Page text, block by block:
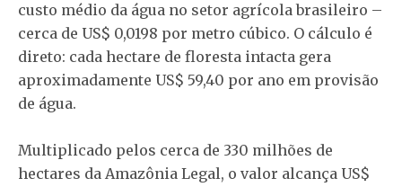
custo médio da água no setor agrícola brasileiro –
cerca de US$ 0,0198 por metro cúbico. O cálculo é
direto: cada hectare de floresta intacta gera
aproximadamente US$ 59,40 por ano em provisão
de água.
Multiplicado pelos cerca de 330 milhões de
hectares da Amazônia Legal, o valor alcança US$